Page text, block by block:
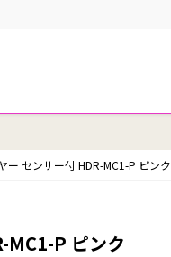
ー センサー付 HDR-MC1-P ピンク
MC1-P ピンク